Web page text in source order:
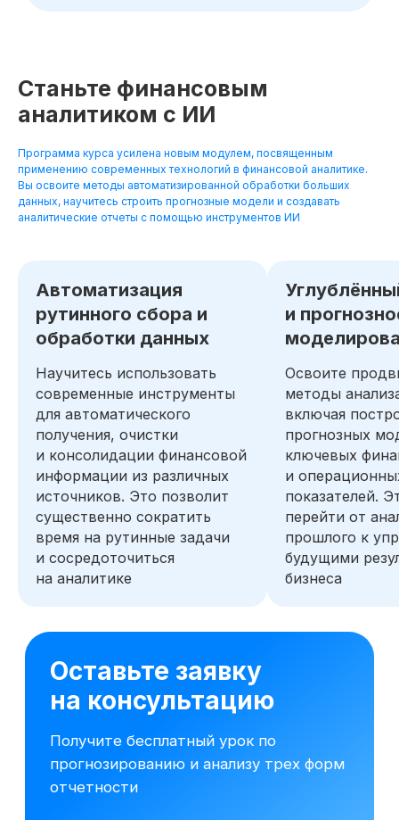
Станьте финансовым
аналитиком с ИИ
Программа курса усилена новым модулем, посвященным
применению современных технологий в финансовой аналитике.
Вы освоите методы автоматизированной обработки больших
данных, научитесь строить прогнозные модели и создавать
аналитические отчеты с помощью инструментов ИИ
Автоматизация
рутинного сбора и
обработки данных
Научитесь использовать
современные инструменты
для автоматического
получения, очистки
и консолидации финансовой
информации из различных
источников. Это позволит
существенно сократить
время на рутинные задачи
и сосредоточиться
на аналитике
и
Освоите
методы
включая
прогнозных
ключевых
и
показателей.
перейти от
прошлого к
будущими
бизнеса